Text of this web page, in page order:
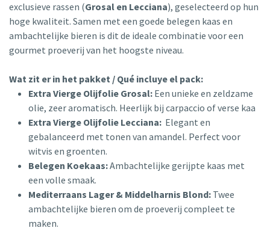
exclusieve rassen (Grosal en Lecciana), geselecteerd op hun
hoge kwaliteit. Samen met een goede belegen kaas en
ambachtelijke bieren is dit de ideale combinatie voor een
gourmet proeverij van het hoogste niveau.
Wat zit er in het pakket / Qué incluye el pack:
Extra Vierge Olijfolie Grosal: Een unieke en zeldzame
olie, zeer aromatisch. Heerlijk bij carpaccio of verse kaa
Extra Vierge Olijfolie Lecciana: Elegant en
gebalanceerd met tonen van amandel. Perfect voor
witvis en groenten.
Belegen Koekaas:Ambachtelijke gerijpte kaas met
een volle smaak.
Mediterraans Lager & Middelharnis Blond: Twee
ambachtelijke bieren om de proeverij compleet te
maken.